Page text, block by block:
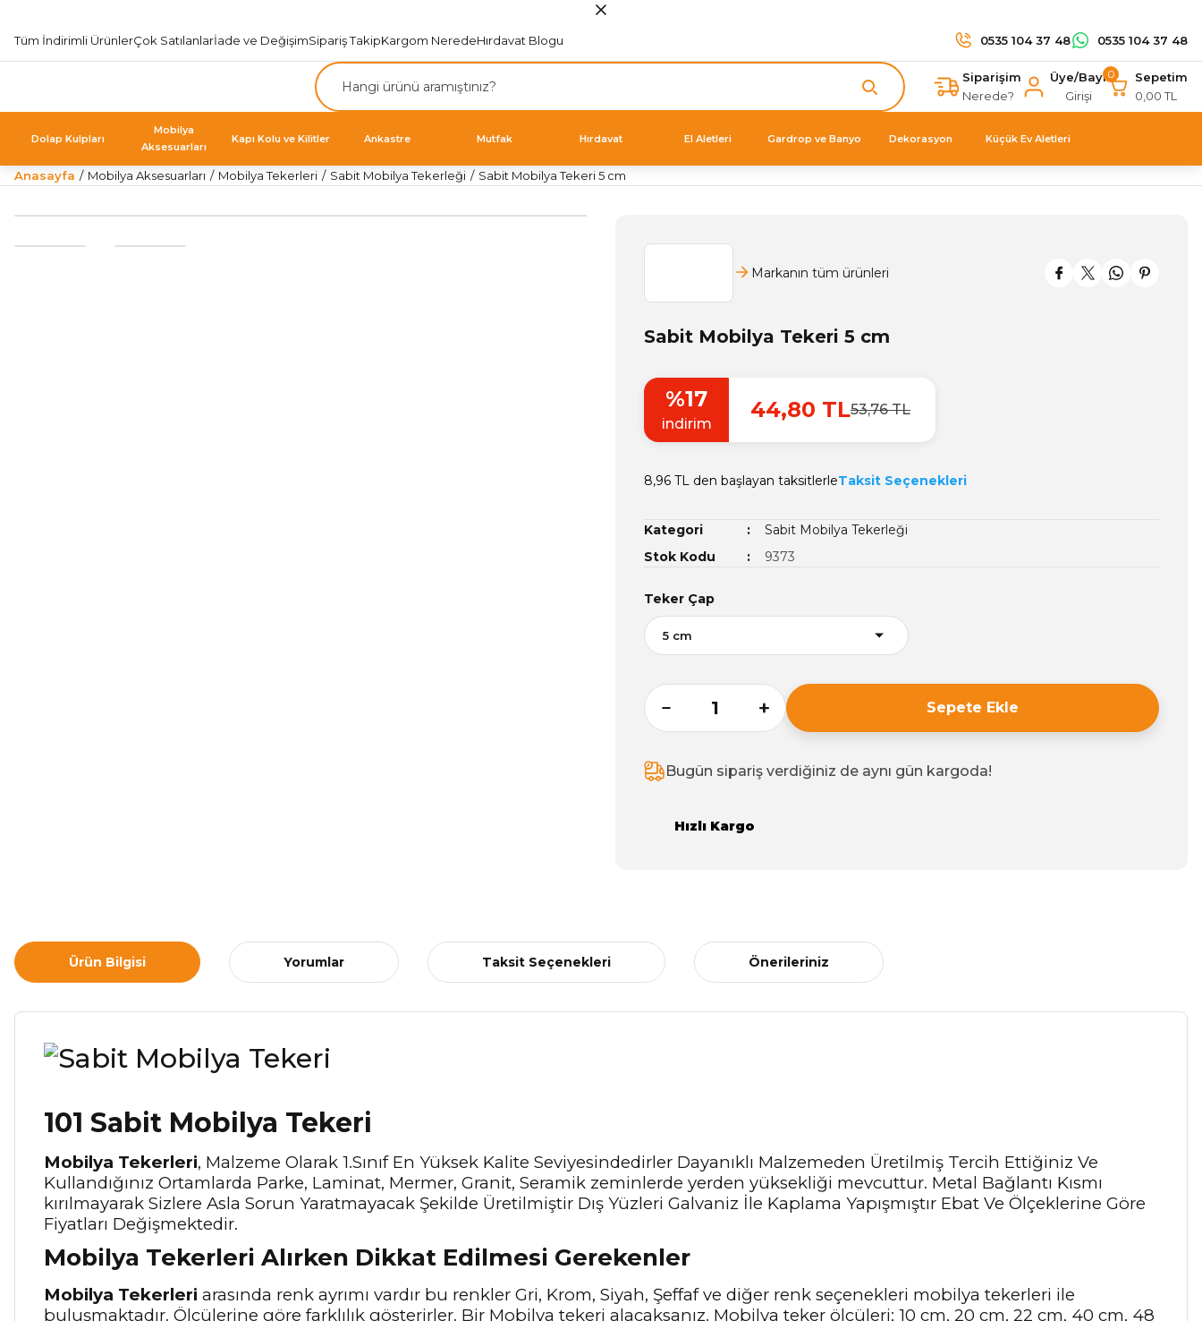
Tüm İndirimli ÜrünlerÇok Satılanlarİade ve DeğişimSipariş TakipKargom NeredeHırdavat Blogu 0535 104 37 48 0535 104 37 48
Siparişim
Nerede?
Üye/Bayi
Girişi
0
Sepetim
0,00 TL
Dolap Kulpları
Mobilya
Aksesuarları
Kapı Kolu ve Kilitler Ankastre Mutfak Hırdavat El Aletleri Gardrop ve Banyo Dekorasyon Küçük Ev Aletleri
Anasayfa Mobilya Aksesuarları Mobilya Tekerleri Sabit Mobilya Tekerleği Sabit Mobilya Tekeri 5 cm
Markanın tüm ürünleri
Sabit Mobilya Tekeri 5 cm
%17
indirim
44,80 TL53,76 TL
8,96 TL den başlayan taksitlerleTaksit Seçenekleri
Kategori
Sabit Mobilya Tekerleği
Stok Kodu
9373
Teker Çap
Sepete Ekle
Bugün sipariş verdiğiniz de aynı gün kargoda!
Hızlı Kargo
Ürün Bilgisi Yorumlar Taksit Seçenekleri Önerileriniz
101 Sabit Mobilya Tekeri
Mobilya Tekerleri, Malzeme Olarak 1.Sınıf En Yüksek Kalite Seviyesindedirler Dayanıklı Malzemeden Üretilmiş Tercih Ettiğiniz Ve
Kullandığınız Ortamlarda Parke, Laminat, Mermer, Granit, Seramik zeminlerde yerden yüksekliği mevcuttur. Metal Bağlantı Kısmı
kırılmayarak Sizlere Asla Sorun Yaratmayacak Şekilde Üretilmiştir Dış Yüzleri Galvaniz İle Kaplama Yapışmıştır Ebat Ve Ölçeklerine Göre
Fiyatları Değişmektedir.
Mobilya Tekerleri Alırken Dikkat Edilmesi Gerekenler
Mobilya Tekerleri arasında renk ayrımı vardır bu renkler Gri, Krom, Siyah, Şeffaf ve diğer renk seçenekleri mobilya tekerleri ile
buluşmaktadır. Ölçülerine göre farklılık gösterirler. Bir Mobilya tekeri alacaksanız. Mobilya teker ölçüleri; 10 cm, 20 cm, 22 cm, 40 cm, 48